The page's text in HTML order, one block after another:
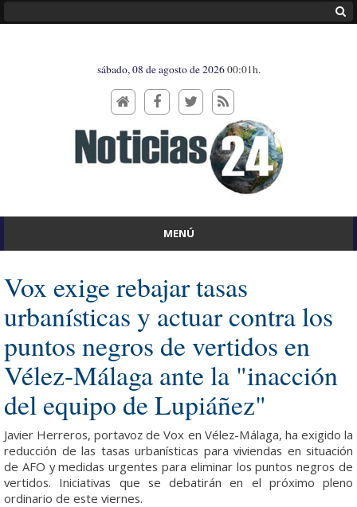
sábado, 08 de agosto de 202600:01h.
MENÚ
Vox exige rebajar tasas
urbanísticas y actuar contra los
puntos negros de vertidos en
Vélez-Málaga ante la "inacción
del equipo de Lupiáñez"
Javier Herreros, portavoz de Vox en Vélez-Málaga, ha exigido la
reducción de las tasas urbanísticas para viviendas en situación
de AFO y medidas urgentes para eliminar los puntos negros de
vertidos. Iniciativas que se debatirán en el próximo pleno
ordinario de este viernes.